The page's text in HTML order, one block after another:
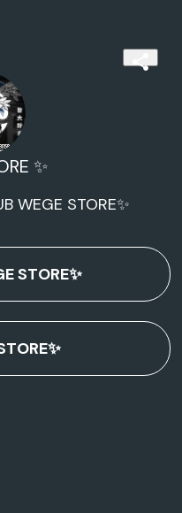
✨
WEGE STORE✨
STORE✨